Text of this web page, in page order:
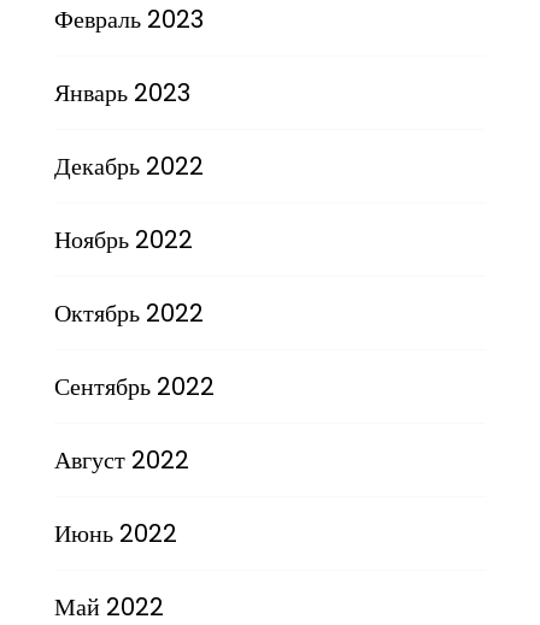
Февраль 2023
Январь 2023
Декабрь 2022
Ноябрь 2022
Октябрь 2022
Сентябрь 2022
Август 2022
Июнь 2022
Май 2022